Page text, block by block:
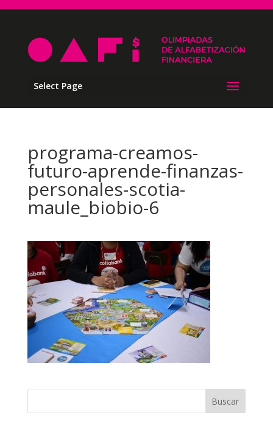
Select Page
programa-creamos-
futuro-aprende-finanzas-
personales-scotia-
maule_biobio-6